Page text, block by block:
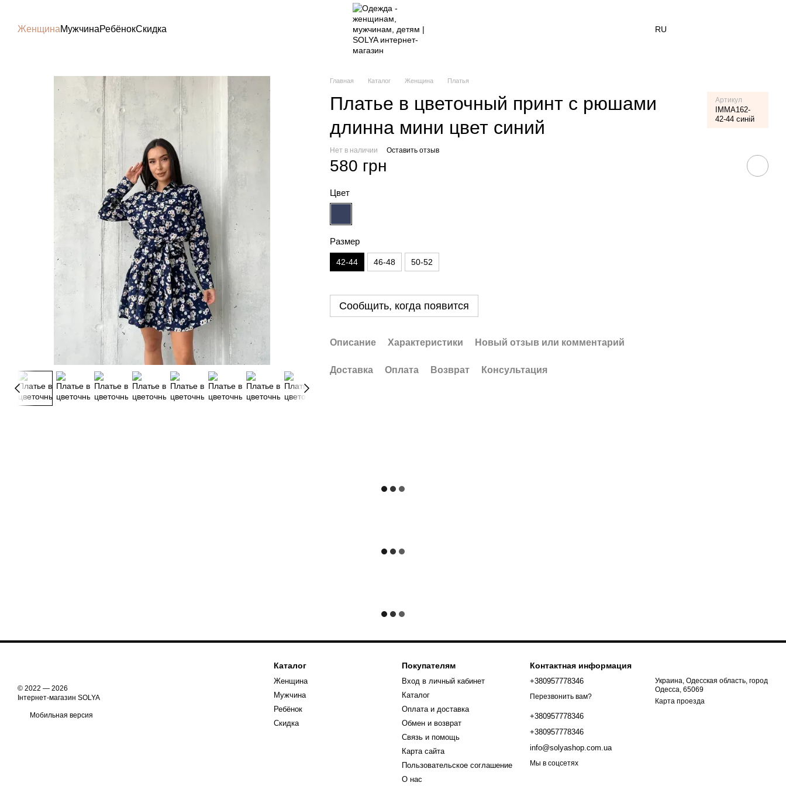
ЖенщинаМужчинаРебёнокСкидка RU
Главная Каталог Женщина Платья
Платье в цветочный принт с рюшами
длинна мини цвет синий
Артикул
IMMA162-
42-44 синій
Нет в наличии Оставить отзыв
580 грн
Цвет
Размер
42-44 46-48 50-52
Сообщить, когда появится
Описание Характеристики Новый отзыв или комментарий
Доставка Оплата Возврат Консультация
© 2022 — 2026
Інтернет-магазин SOLYA
Мобильная версия
Каталог
Женщина
Мужчина
Ребёнок
Скидка
Покупателям
Вход в личный кабинет
Каталог
Оплата и доставка
Обмен и возврат
Связь и помощь
Карта сайта
Пользовательское соглашение
О нас
Контактная информация
+380957778346
Перезвонить вам?
+380957778346
+380957778346
info@solyashop.com.ua
Украина, Одесская область, город
Одесса, 65069
Карта проезда
Мы в соцсетях